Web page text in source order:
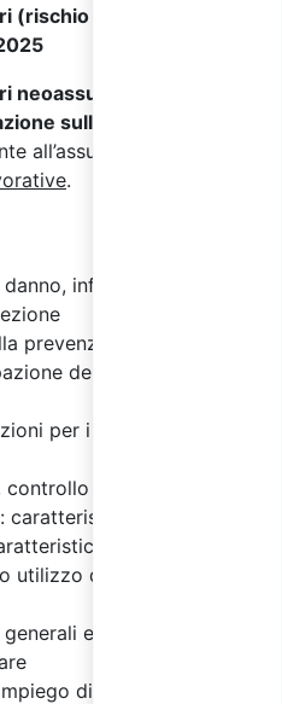
(rischio basso) -
neoassunti
sulla
all’assunzione e
.
infortunio,
prevenzione aziendale e
dei lavoratori e dei
per i vari soggetti
e assistenza
misure di
utilizzo degli impianti
e misure di
di agenti chimici,